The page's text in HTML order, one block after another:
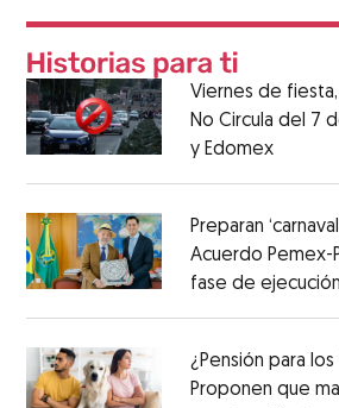
Viernes de
No Circula del 7
y Edomex
Preparan
Acuerdo Pemex-
fase de
¿Pensión para los
Proponen que